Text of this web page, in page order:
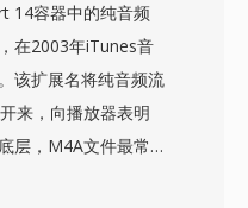
支持多种采样率和最
CD品质规格的高分
虑无损完整性而非存
业中始终是值得信
14容器中的纯音频
在2003年iTunes音
该扩展名将纯音频流
来，向播放器表明
层，M4A文件最常
Coding, Low